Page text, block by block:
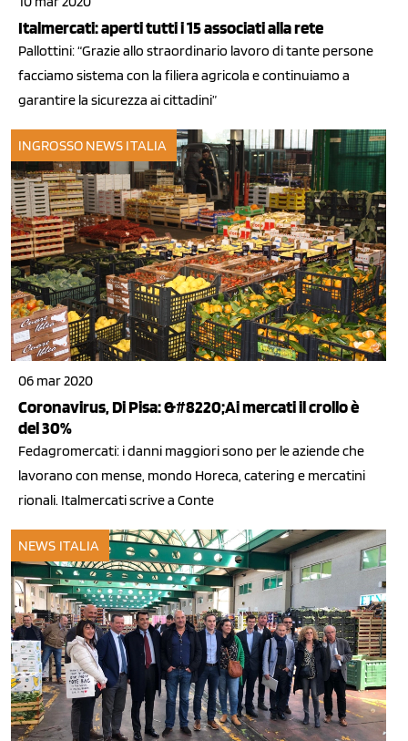
Italmercati: aperti tutti i 15 associati alla rete
Pallottini: “Grazie allo straordinario lavoro di tante persone
facciamo sistema con la filiera agricola e continuiamo a
garantire la sicurezza ai cittadini”
INGROSSO NEWS ITALIA
06 mar 2020
Coronavirus, Di Pisa: &#8220;Ai mercati il crollo è
del 30%
Fedagromercati: i danni maggiori sono per le aziende che
lavorano con mense, mondo Horeca, catering e mercatini
rionali. Italmercati scrive a Conte
NEWS ITALIA